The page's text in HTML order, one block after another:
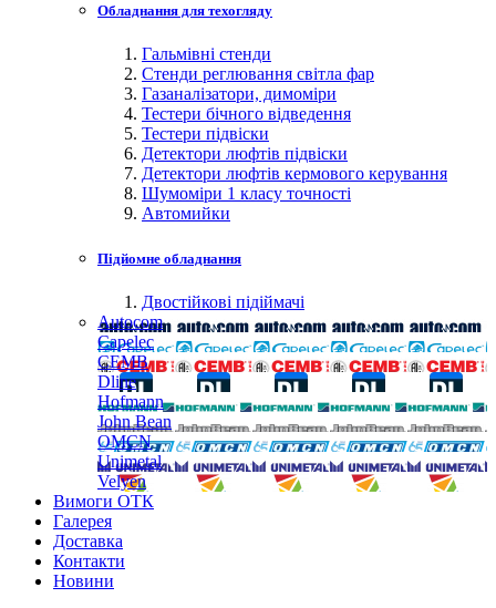
Обладнання для техогляду
Гальмівні стенди
Стенди реглювання світла фар
Газаналізатори, димоміри
Тестери бічного відведення
Тестери підвіски
Детектори люфтів підвіски
Детектори люфтів кермового керування
Шумоміри 1 класу точності
Автомийки
Підйомне обладнання
Двостійкові підіймачі
Autocom
Capelec
CEMB
Dline
Hofmann
John Bean
OMCN
Unimetal
Velyen
Вимоги ОТК
Галерея
Доставка
Контакти
Новини